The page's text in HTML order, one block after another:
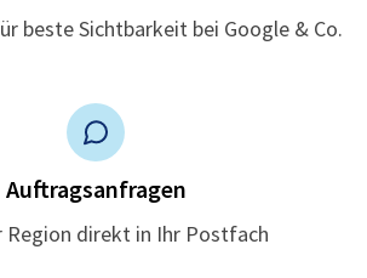
beste Sichtbarkeit bei Google & Co.
Auftragsanfragen
Region direkt in Ihr Postfach